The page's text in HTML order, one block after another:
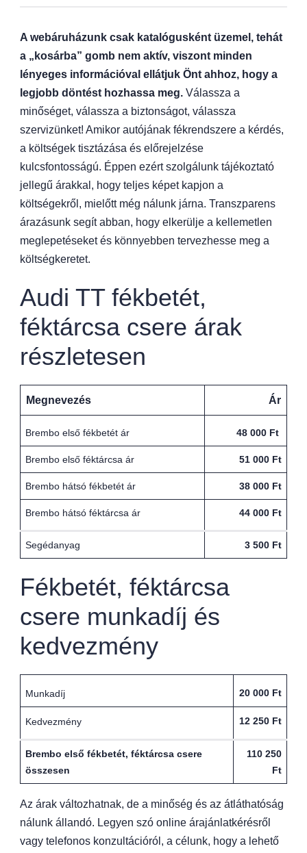
A webáruházunk csak katalógusként üzemel, tehát
a „kosárba” gomb nem aktív, viszont minden
lényeges információval ellátjuk Önt ahhoz, hogy a
legjobb döntést hozhassa meg. Válassza a
minőséget, válassza a biztonságot, válassza
szervizünket! Amikor autójának fékrendszere a kérdés,
a költségek tisztázása és előrejelzése
kulcsfontosságú. Éppen ezért szolgálunk tájékoztató
jellegű árakkal, hogy teljes képet kapjon a
költségekről, mielőtt még nálunk járna. Transzparens
árazásunk segít abban, hogy elkerülje a kellemetlen
meglepetéseket és könnyebben tervezhesse meg a
költségkeretet.
Audi TT fékbetét,
féktárcsa csere árak
részletesen
Megnevezés Ár
Brembo első fékbetét ár 48 000 Ft
Brembo első féktárcsa ár 51 000 Ft
Brembo hátsó fékbetét ár 38 000 Ft
Brembo hátsó féktárcsa ár 44 000 Ft
Segédanyag 3 500 Ft
Fékbetét, féktárcsa
csere munkadíj és
kedvezmény
Munkadíj 20 000 Ft
Kedvezmény 12 250 Ft
Brembo első fékbetét, féktárcsa csere
összesen
110 250
Ft
Az árak változhatnak, de a minőség és az átláthatóság
nálunk állandó. Legyen szó online árajánlatkérésről
vagy telefonos konzultációról, a célunk, hogy a lehető